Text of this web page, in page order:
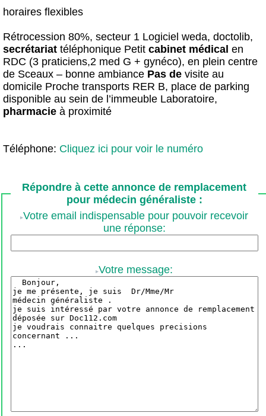
horaires flexibles
Rétrocession 80%, secteur 1 Logiciel weda, doctolib,
secrétariat téléphonique Petit cabinet médical en
RDC (3 praticiens,2 med G + gynéco), en plein centre
de Sceaux – bonne ambiance Pas de visite au
domicile Proche transports RER B, place de parking
disponible au sein de l’immeuble Laboratoire,
pharmacie à proximité
Téléphone: Cliquez ici pour voir le numéro
Répondre à cette annonce de remplacement
pour médecin généraliste :
Votre email indispensable pour pouvoir recevoir
une réponse:
Votre message: